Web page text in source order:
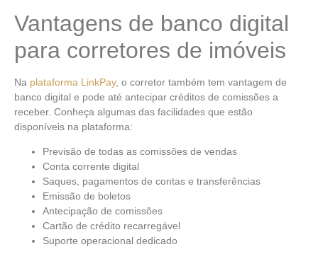
Vantagens de banco digital
para corretores de imóveis
Na plataforma LinkPay, o corretor também tem vantagem de
banco digital e pode até antecipar créditos de comissões a
receber. Conheça algumas das facilidades que estão
disponíveis na plataforma:
Previsão de todas as comissões de vendas
Conta corrente digital
Saques, pagamentos de contas e transferências
Emissão de boletos
Antecipação de comissões
Cartão de crédito recarregável
Suporte operacional dedicado